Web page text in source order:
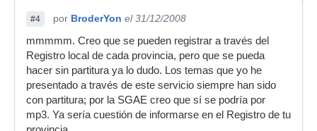
#4 por BroderYon el 31/12/2008
mmmmm. Creo que se pueden registrar a través del
Registro local de cada provincia, pero que se pueda
hacer sin partitura ya lo dudo. Los temas que yo he
presentado a través de este servicio siempre han sido
con partitura; por la SGAE creo que sí se podría por
mp3. Ya sería cuestión de informarse en el Registro de tu